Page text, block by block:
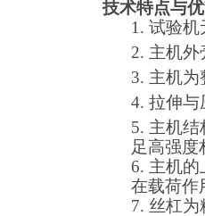
技术特点与
1. 试验
2. 主机
3. 主机
4. 拉伸
5. 主机
足高强度
6. 主机
在载荷作
7. 丝杠